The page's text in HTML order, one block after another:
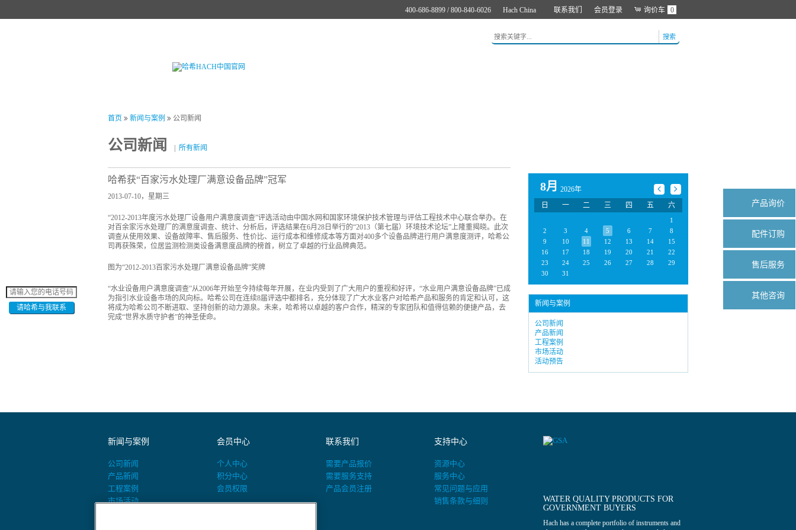
联系我们 会员登录 询价车 0
Hach China
400-686-8899 / 800-840-6026
搜索
首页 新闻与案例 公司新闻
公司新闻 所有新闻
哈希获“百家污水处理厂满意设备品牌”冠军
2013-07-10，星期三
“2012-2013年度污水处理厂设备用户满意度调查”评选活动由中国水网和国家环境保护技术管理与评估工程技术中心联合举办。在
对百余家污水处理厂的满意度调查、统计、分析后，评选结果在6月28日举行的“2013（第七届）环境技术论坛”上隆重揭晓。此次
调查从使用效果、设备故障率、售后服务、性价比、运行成本和维修成本等方面对400多个设备品牌进行用户满意度测评，哈希公
司再获殊荣，位居监测检测类设备满意度品牌的榜首，树立了卓越的行业品牌典范。
图为“2012-2013百家污水处理厂满意设备品牌”奖牌
“水业设备用户满意度调查”从2006年开始至今持续每年开展，在业内受到了广大用户的重视和好评，“水业用户满意设备品牌”已成
为指引水业设备市场的风向标。哈希公司在连续8届评选中都排名，充分体现了广大水业客户对哈希产品和服务的肯定和认可，这
将成为哈希公司不断进取、坚持创新的动力源泉。未来，哈希将以卓越的客户合作，精深的专家团队和值得信赖的便捷产品，去
完成“世界水质守护者”的神圣使命。
8月
2026年
日
一 二 三 四 五 六
1
2
3 4 5 6 7
8
9
10 11 12 13 14
15
16
17 18 19 20 21
22
23
24 25 26 27 28
29
30
31
新闻与案例
公司新闻
产品新闻
工程案例
市场活动
活动预告
新闻与案例
公司新闻
产品新闻
工程案例
市场活动
会员中心
个人中心
积分中心
会员权限
联系我们
需要产品报价
需要服务支持
产品会员注册
支持中心
资源中心
服务中心
常见问题与应用
销售条款与细则
WATER QUALITY PRODUCTS FOR
GOVERNMENT BUYERS
Hach has a complete portfolio of instruments and
请哈希与我联系
产品询价
配件订购
售后服务
其他咨询